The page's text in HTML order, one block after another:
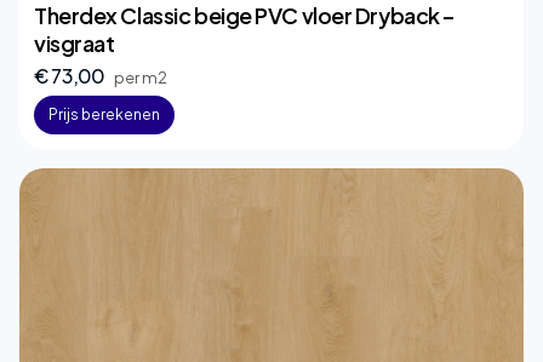
Therdex Classic beige PVC vloer Dryback –
visgraat
€ 73,00 per m2
Prijs berekenen